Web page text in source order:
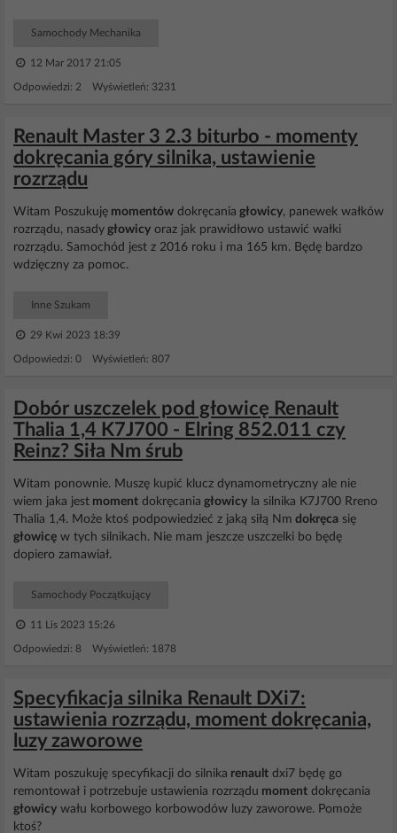
Samochody Mechanika
12 Mar 2017 21:05
Odpowiedzi: 2 Wyświetleń: 3231
Renault Master 3 2.3 biturbo - momenty
dokręcania góry silnika, ustawienie
rozrządu
Witam Poszukuję momentów dokręcania głowicy, panewek wałków
rozrządu, nasady głowicy oraz jak prawidłowo ustawić wałki
rozrządu. Samochód jest z 2016 roku i ma 165 km. Będę bardzo
wdzięczny za pomoc.
Inne Szukam
29 Kwi 2023 18:39
Odpowiedzi: 0 Wyświetleń: 807
Dobór uszczelek pod głowicę Renault
Thalia 1,4 K7J700 - Elring 852.011 czy
Reinz? Siła Nm śrub
Witam ponownie. Muszę kupić klucz dynamometryczny ale nie
wiem jaka jest moment dokręcania głowicy la silnika K7J700 Rreno
Thalia 1,4. Może ktoś podpowiedzieć z jaką siłą Nm dokręca się
głowicę w tych silnikach. Nie mam jeszcze uszczelki bo będę
dopiero zamawiał.
Samochody Początkujący
11 Lis 2023 15:26
Odpowiedzi: 8 Wyświetleń: 1878
Specyfikacja silnika Renault DXi7:
ustawienia rozrządu, moment dokręcania,
luzy zaworowe
Witam poszukuję specyfikacji do silnika renault dxi7 będę go
remontował i potrzebuje ustawienia rozrządu moment dokręcania
głowicy wału korbowego korbowodów luzy zaworowe. Pomoże
ktoś?